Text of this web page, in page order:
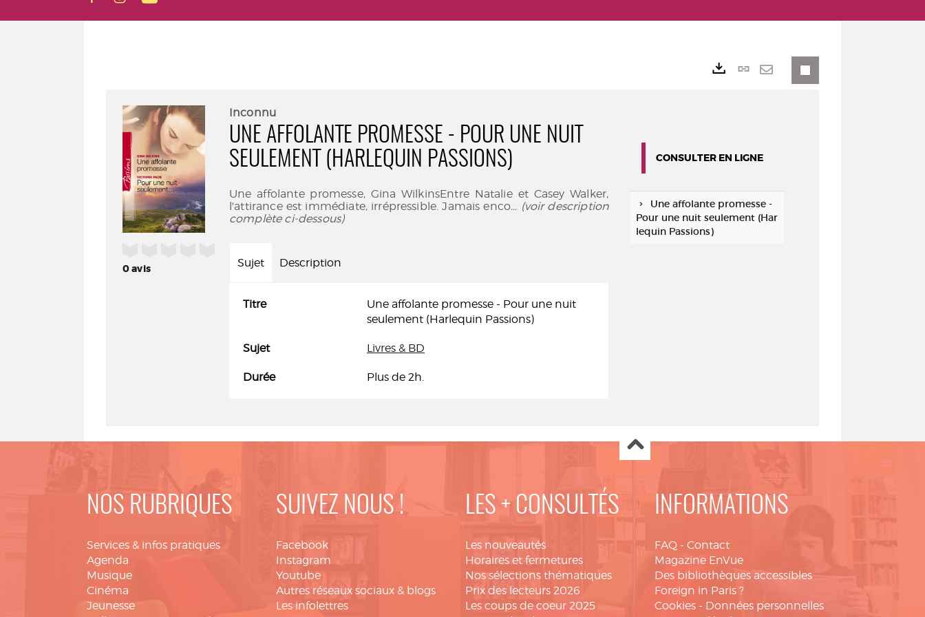
0avis
Inconnu
UNE AFFOLANTE PROMESSE - POUR UNE NUIT
SEULEMENT (HARLEQUIN PASSIONS)
Une affolante promesse, Gina WilkinsEntre Natalie et Casey Walker,
l'attirance est immédiate, irrépressible. Jamais enco... (voir description
complète ci-dessous)
Sujet Description
Titre
Une affolante promesse - Pour une nuit
seulement (Harlequin Passions)
Sujet Livres & BD
Durée Plus de 2h.
Lien
CONSULTER EN LIGNE
Une affolante promesse -
Pour une nuit seulement (Har
lequin Passions)
NOS RUBRIQUES
Services & infos pratiques
Agenda
Musique
Cinéma
Jeunesse
SUIVEZ NOUS !
Facebook
Instagram
Youtube
Autres réseaux sociaux & blogs
Les infolettres
LES + CONSULTÉS
Les nouveautés
Horaires et fermetures
Nos sélections thématiques
Prix des lecteurs 2026
Les coups de coeur 2025
INFORMATIONS
FAQ - Contact
Magazine EnVue
Des bibliothèques accessibles
Foreign in Paris ?
Cookies - Données personnelles